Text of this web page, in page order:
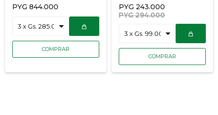
EDTASTURBO30
PYG 844.000 PYG 243.000
PYG 294.000